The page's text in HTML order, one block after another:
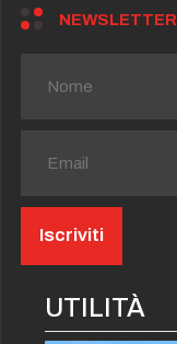
NEWSLETTER
UTILITÀ